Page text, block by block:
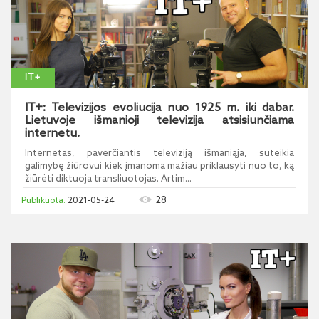
IT+
IT+: Televizijos evoliucija nuo 1925 m. iki dabar.
Lietuvoje išmanioji televizija atsisiunčiama
internetu.
Internetas, paverčiantis televiziją išmaniąja, suteikia
galimybę žiūrovui kiek įmanoma mažiau priklausyti nuo to, ką
žiūrėti diktuoja transliuotojas. Artim...
2021-05-24 28